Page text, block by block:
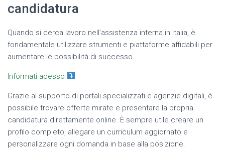
candidatura
Quando si cerca lavoro nell’assistenza interna in Italia, è
fondamentale utilizzare strumenti e piattaforme affidabili per
aumentare le possibilità di successo.
Informati adesso
Grazie al supporto di portali specializzati e agenzie digitali, è
possibile trovare offerte mirate e presentare la propria
candidatura direttamente online. È sempre utile creare un
profilo completo, allegare un curriculum aggiornato e
personalizzare ogni domanda in base alla posizione.